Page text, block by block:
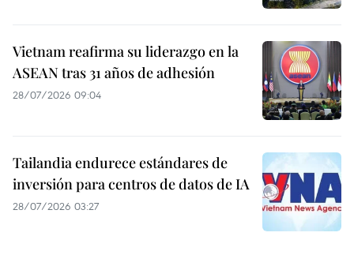
Vietnam reafirma su liderazgo en la
ASEAN tras 31 años de adhesión
28/07/2026 09:04
Tailandia endurece estándares de
inversión para centros de datos de IA
28/07/2026 03:27